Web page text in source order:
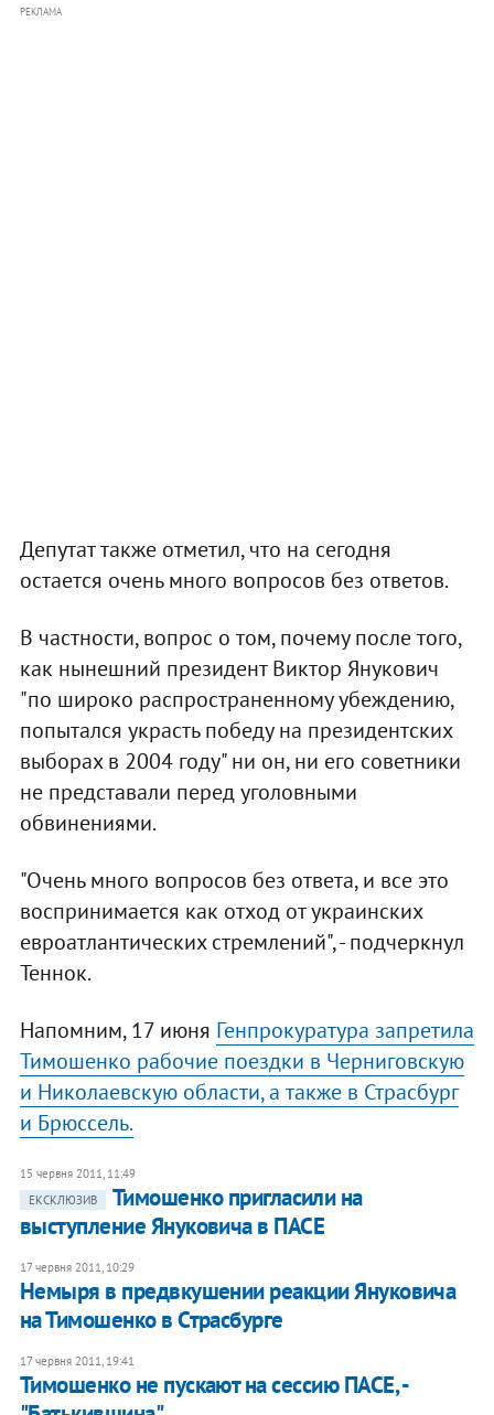
РЕКЛАМА
Депутат также отметил, что на сегодня
остается очень много вопросов без ответов.
В частности, вопрос о том, почему после того,
как нынешний президент Виктор Янукович
"по широко распространенному убеждению,
попытался украсть победу на президентских
выборах в 2004 году" ни он, ни его советники
не представали перед уголовными
обвинениями.
"Очень много вопросов без ответа, и все это
воспринимается как отход от украинских
евроатлантических стремлений", - подчеркнул
Теннок.
Напомним, 17 июня Генпрокуратура запретила
Тимошенко рабочие поездки в Черниговскую
и Николаевскую области, а также в Страсбург
и Брюссель.
15 червня 2011, 11:49
ЕКСКЛЮЗИВ
Тимошенко пригласили на
выступление Януковича в ПАСЕ
17 червня 2011, 10:29
Немыря в предвкушении реакции Януковича
на Тимошенко в Страсбурге
17 червня 2011, 19:41
Тимошенко не пускают на сессию ПАСЕ, -